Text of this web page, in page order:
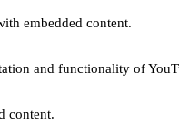
embedded content.
and functionality of
content.